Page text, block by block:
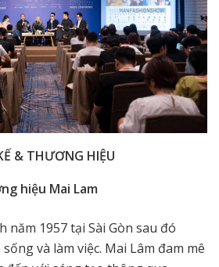
& THƯƠNG HIỆU
hiệu Mai Lam
năm 1957 tại Sài Gòn sau đó
và làm việc. Mai Lâm đam mê